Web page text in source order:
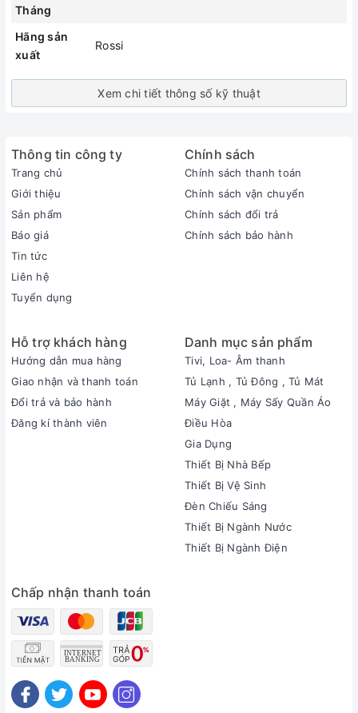
Tháng
Hãng sản
xuất
Rossi
Xem chi tiết thông số kỹ thuật
Thông tin công ty
Trang chủ
Giới thiệu
Sản phẩm
Báo giá
Tin tức
Liên hệ
Tuyển dụng
Chính sách
Chính sách thanh toán
Chính sách vận chuyển
Chính sách đổi trả
Chính sách bảo hành
Hỗ trợ khách hàng
Hướng dẫn mua hàng
Giao nhận và thanh toán
Đổi trả và bảo hành
Đăng kí thành viên
Danh mục sản phẩm
Tivi, Loa- Âm thanh
Tủ Lạnh , Tủ Đông , Tủ Mát
Máy Giặt , Máy Sấy Quần Áo
Điều Hòa
Gia Dụng
Thiết Bị Nhà Bếp
Thiết Bị Vệ Sinh
Đèn Chiếu Sáng
Thiết Bị Ngành Nước
Thiết Bị Ngành Điện
Chấp nhận thanh toán